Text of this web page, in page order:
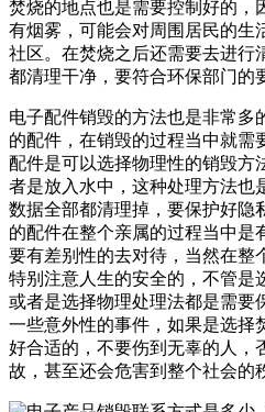
焚烧的地点也是需要控制好的，
有烟雾，可能会对周围居民的生
社区。在焚烧之后还需要去进行
都清理干净，要符合环保部门的
电子配件销毁的方法也是非常多
的配件，在销毁的过程当中就需
配件是可以选择物理性的销毁方
者是放入水中，这种处理方法也
数据全部都清理掉，要保护好隐
的配件在整个亲属的过程当中是
要有差别性的去对待，当然在整
特别注意人生的安全的，不管是
或者是选择物理处理法都是需要
一些意外性的事件，如果是选择
好合适的，不要伤到无辜的人，
故，甚至还会危害到整个社会的